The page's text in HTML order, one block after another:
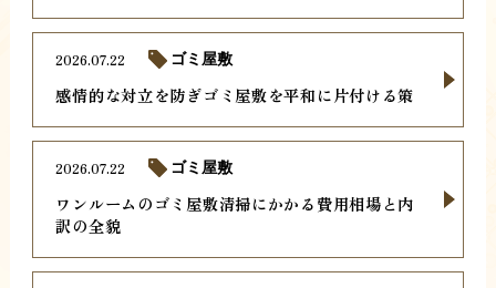
感情的な対立を防ぎゴミ屋敷を平和に片付ける策
2026.07.22 ゴミ屋敷
ワンルームのゴミ屋敷清掃にかかる費用相場と内
訳の全貌
2026.07.22 ゴミ屋敷